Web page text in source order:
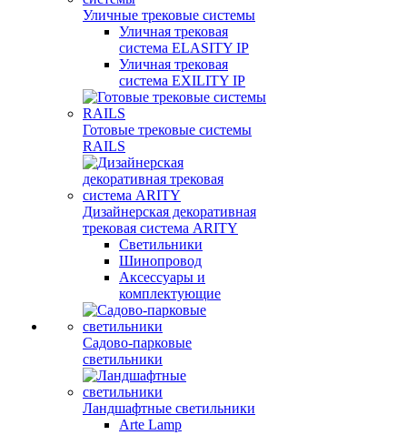
Уличные трековые системы
Уличная трековая
система ELASITY IP
Уличная трековая
система EXILITY IP
Готовые трековые системы
RAILS
Дизайнерская декоративная
трековая система ARITY
Светильники
Шинопровод
Аксессуары и
комплектующие
Садово-парковые
светильники
Ландшафтные светильники
Arte Lamp